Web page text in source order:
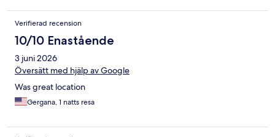
Verifierad recension
10/10 Enastående
3 juni 2026
Översätt med hjälp av Google
Was great location
Gergana, 1 natts resa